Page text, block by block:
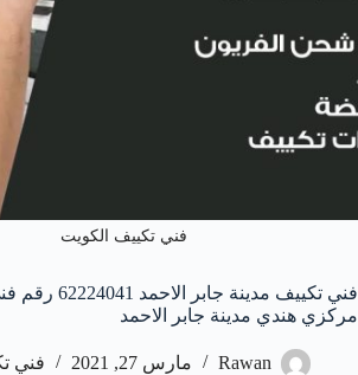
فني تكييف الكويت
فني تكييف مدينة جابر
مركزي هندي مدينة جابر الاحمد
Rawan مارس 27, 2021 فني